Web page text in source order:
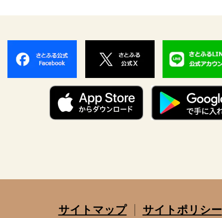
サイトマップ
サイトポリシー